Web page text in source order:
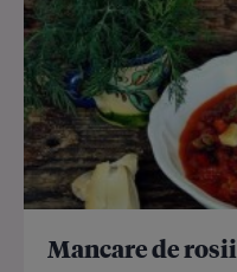
Mancare de rosii